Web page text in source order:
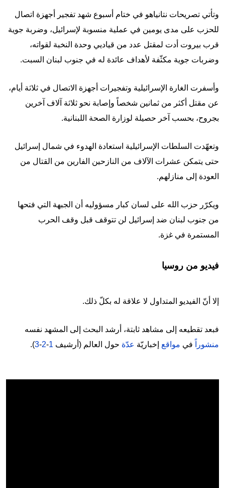
وتأتي تصريحات نتانياهو في ختام أسبوع شهد تفجير أجهزة اتصال
للحزب على مدى يومين في عملية منسوبة لإسرائيل، وضربة جوية
قرب بيروت أدت لمقتل عدد من قياديي وحدة النخبة لقواته،
وضربات جوية مكثّفة لأهداف عائدة له في جنوب لبنان السبت.
وأسفرت الغارة الإسرائيلية وتفجيرات أجهزة الاتصال في ثلاثة أيام،
عن مقتل أكثر من ثمانين شخصاً وإصابة نحو ثلاثة آلاف آخرين
بجروح، بحسب آخر حصيلة لوزارة الصحة اللبنانية.
وتعهّدت السلطات الإسرائيلية استعادة الهدوء في شمال إسرائيل
حتى يتمكن عشرات الآلاف من النازحين الفارين من القتال من
العودة إلى منازلهم.
ويكرّر حزب الله على لسان كبار مسؤوليه أن الجبهة التي فتحها
من جنوب لبنان ضد إسرائيل لن تتوقف قبل وقف الحرب
المستمرة في غزة.
فيديو من روسيا
إلا أنّ الفيديو المتداول لا علاقة له بكلّ ذلك.
فبعد تقطيعه إلى مشاهد ثابتة، أرشد البحث إلى المشهد نفسه
منشوراً
في مواقع إخباريّة عدّة حول العالم (أرشيف 1
-
2
-
3
).